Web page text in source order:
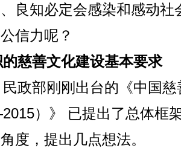
良知必定会感染和感动社
信力呢？
慈善文化建设基本要求
政部刚刚出台的《中国慈
）》 已提出了总体框
度，提出几点想法。